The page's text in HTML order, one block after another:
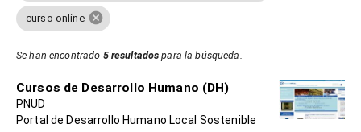
curso online cancel
Se han encontrado 5 resultados para la búsqueda.
Cursos de Desarrollo Humano (DH)
PNUD
Portal de Desarrollo Humano Local Sostenible